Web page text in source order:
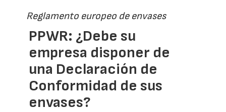
Reglamento europeo de envases
PPWR: ¿Debe su
empresa disponer de
una Declaración de
Conformidad de sus
envases?